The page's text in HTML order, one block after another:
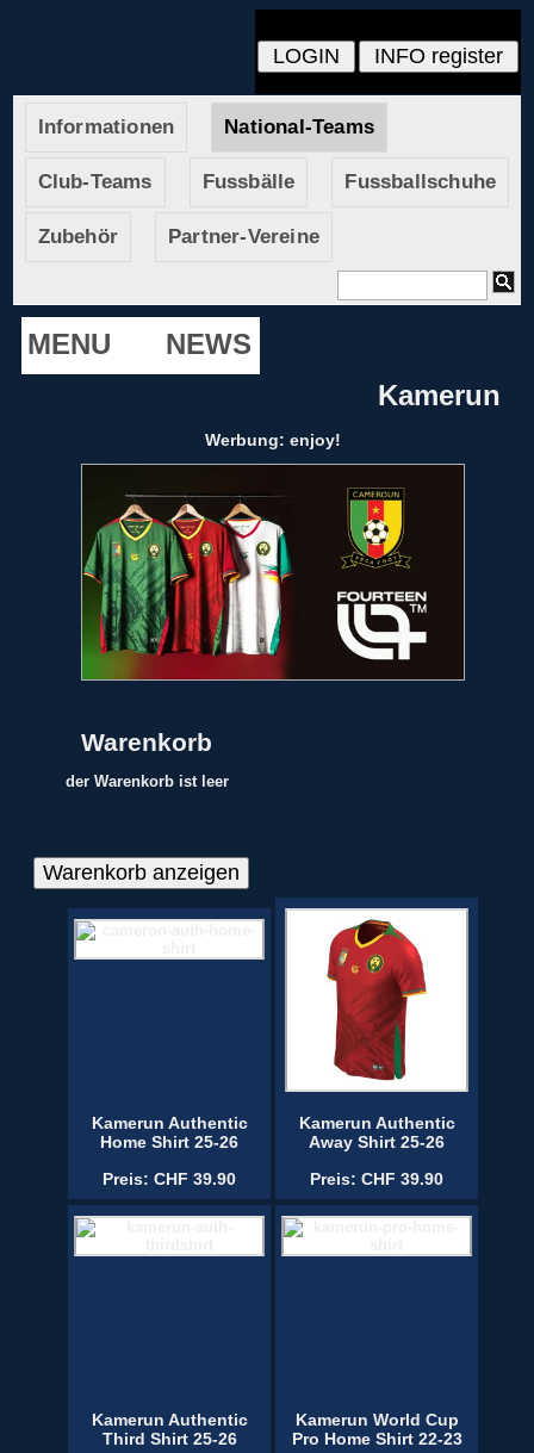
Informationen National-Teams
Club-Teams Fussbälle Fussballschuhe
Zubehör Partner-Vereine
MENU
NEWS
Kamerun
Werbung: enjoy!
Warenkorb
der Warenkorb ist leer
Kamerun Authentic
Home Shirt 25-26
Preis: CHF 39.90
Kamerun Authentic
Away Shirt 25-26
Preis: CHF 39.90
Kamerun Authentic
Third Shirt 25-26
Kamerun World Cup
Pro Home Shirt 22-23